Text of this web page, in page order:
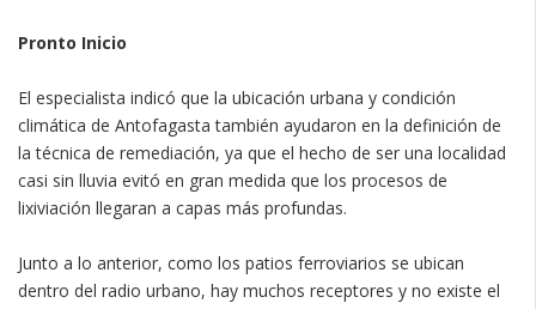
Pronto Inicio
El especialista indicó que la ubicación urbana y condición
climática de Antofagasta también ayudaron en la definición de
la técnica de remediación, ya que el hecho de ser una localidad
casi sin lluvia evitó en gran medida que los procesos de
lixiviación llegaran a capas más profundas.
Junto a lo anterior, como los patios ferroviarios se ubican
dentro del radio urbano, hay muchos receptores y no existe el